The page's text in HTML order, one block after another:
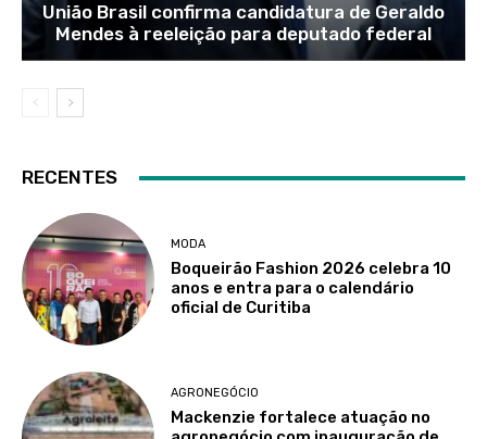
União Brasil confirma candidatura de Geraldo
Mendes à reeleição para deputado federal
RECENTES
MODA
Boqueirão Fashion 2026 celebra 10
anos e entra para o calendário
oficial de Curitiba
AGRONEGÓCIO
Mackenzie fortalece atuação no